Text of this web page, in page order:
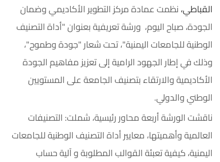
القباطي،نظمت عمادة مركز التطوير الأكاديمي وضمان
الجودة، صباح اليوم، ورشة تعريفية بعنوان "أداة التصنيف
الوطنية للجامعات اليمنية"، تحت شعار "جودة وطموح"،
وذلك في إطار الجهود الرامية إلى تعزيز مفاهيم الجودة
الأكاديمية والارتقاء بتصنيف الجامعة على المستويين
الوطني والدولي.
ناقشت الورشة أربعة محاور رئيسية، شملت: التصنيفات
العالمية وأهميتها، معايير أداة التصنيف الوطنية للجامعات
اليمنية، كيفية تعبئة القوالب المطلوبة و آلية حساب